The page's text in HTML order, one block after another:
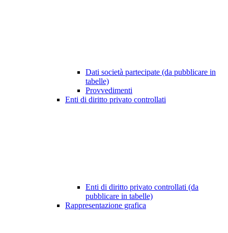
Dati società partecipate (da pubblicare in
tabelle)
Provvedimenti
Enti di diritto privato controllati
Enti di diritto privato controllati (da
pubblicare in tabelle)
Rappresentazione grafica